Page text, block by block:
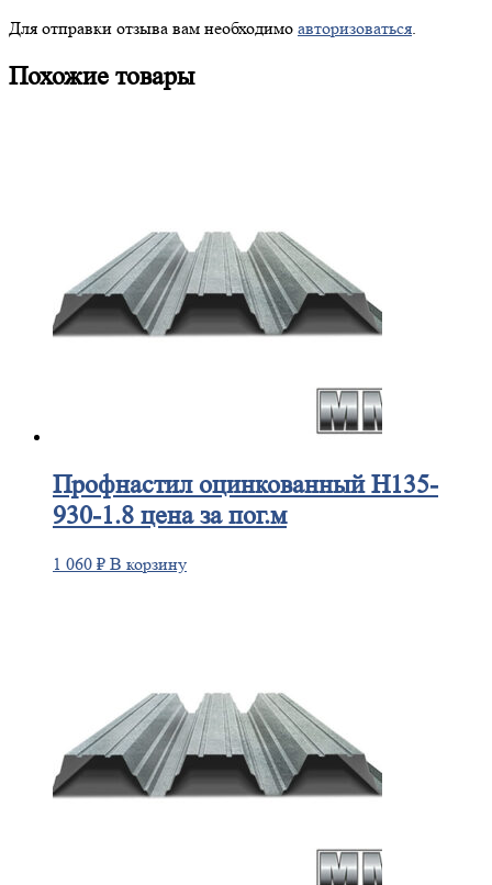
Для отправки отзыва вам необходимо авторизоваться
Похожие товары
Профнастилоцинкованный Н135-
930-1.8 цена за пог.м
1 060 ₽ В корзину